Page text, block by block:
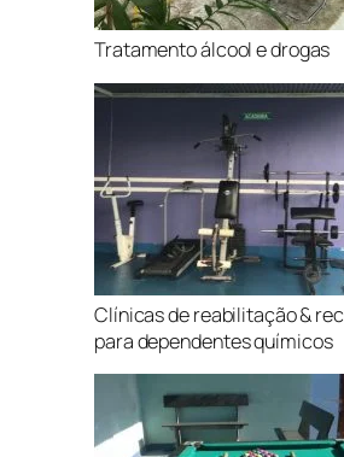
Tratamento álcool e drogas
Clínicas de reabilitação &
para dependentes químicos